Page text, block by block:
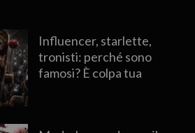
Influencer, starlette,
tronisti: perché sono
famosi? È colpa tua